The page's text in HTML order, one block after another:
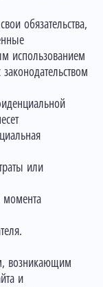
обязательства,
использованием
или
момента
возникающим
и